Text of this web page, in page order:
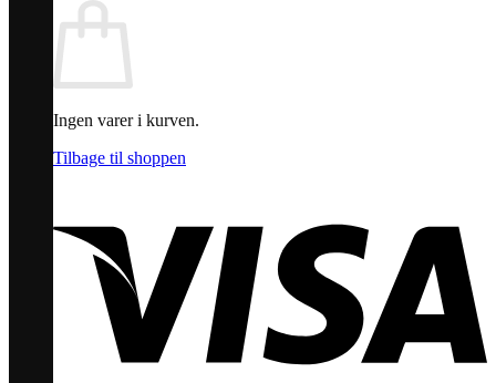
Ingen varer i kurven.
Tilbage til shoppen